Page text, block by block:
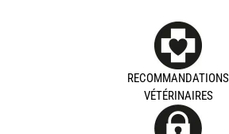
RECOMMANDATIONS
VÉTÉRINAIRES